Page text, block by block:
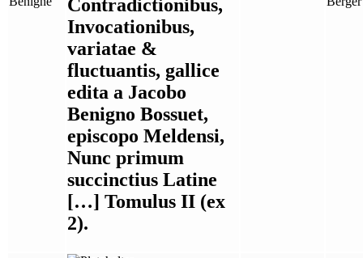
Contradictionibus,
Invocationibus,
variatae &
fluctuantis, gallice
edita a Jacobo
Benigno Bossuet,
episcopo Meldensi,
Nunc primum
succinctius Latine
[…] Tomulus II (ex
2).